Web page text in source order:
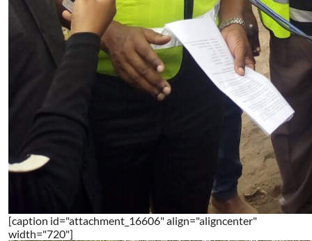
[caption id="attachment_16606" align="aligncenter"
width="720"]